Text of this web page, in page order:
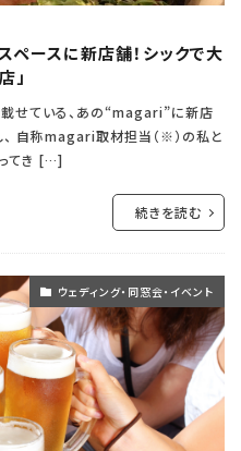
ペースに新店舗！シックで大
」
せている、あの“magari”に新店
、 自称magari取材担当（※）の私と
ってき […]
続きを読む
ウェディング・同窓会・イベント